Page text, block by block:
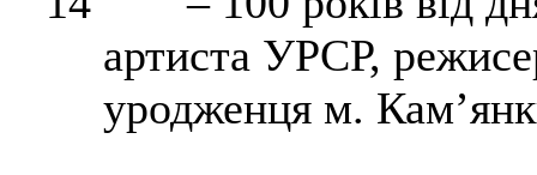
артиста УРСР,
уродженця м.